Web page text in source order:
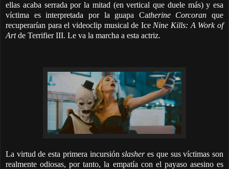
ellas acaba serrada por la mitad (en vertical que duele más) y esa
víctima es interpretada por la guapa Catherine Corcoran que
recuperarían para el videoclip musical de Ice Nine Kills: A Work of
Artde Terrifier III. Le va la marcha a esta actriz.
La virtud de esta primera incursiónslasheres que sus víctimas son
realmente odiosas, por tanto, la empatía con el payaso asesino es